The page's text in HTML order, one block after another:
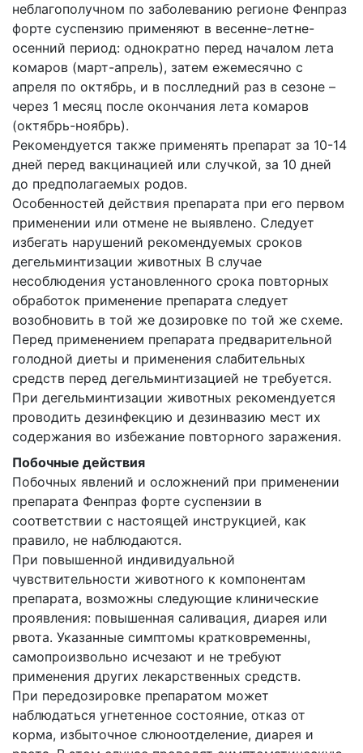
неблагополучном по заболеванию регионе Фенпраз
форте суспензию применяют в весенне-летне-
осенний период: однократно перед началом лета
комаров (март-апрель), затем ежемесячно с
апреля по октябрь, и в послледний раз в сезоне –
через 1 месяц после окончания лета комаров
(октябрь-ноябрь).
Рекомендуется также применять препарат за 10-14
дней перед вакцинацией или случкой, за 10 дней
до предполагаемых родов.
Особенностей действия препарата при его первом
применении или отмене не выявлено. Следует
избегать нарушений рекомендуемых сроков
дегельминтизации животных В случае
несоблюдения установленного срока повторных
обработок применение препарата следует
возобновить в той же дозировке по той же схеме.
Перед применением препарата предварительной
голодной диеты и применения слабительных
средств перед дегельминтизацией не требуется.
При дегельминтизации животных рекомендуется
проводить дезинфекцию и дезинвазию мест их
содержания во избежание повторного заражения.
Побочные действия
Побочных явлений и осложнений при применении
препарата Фенпраз форте суспензии в
соответствии с настоящей инструкцией, как
правило, не наблюдаются.
При повышенной индивидуальной
чувствительности животного к компонентам
препарата, возможны следующие клинические
проявления: повышенная саливация, диарея или
рвота. Указанные симптомы кратковременны,
самопроизвольно исчезают и не требуют
применения других лекарственных средств.
При передозировке препаратом может
наблюдаться угнетенное состояние, отказ от
корма, избыточное слюноотделение, диарея и